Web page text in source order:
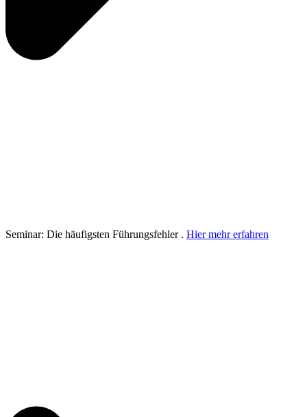
Seminar: Die häufigsten Führungsfehler . Hier mehr erfahren